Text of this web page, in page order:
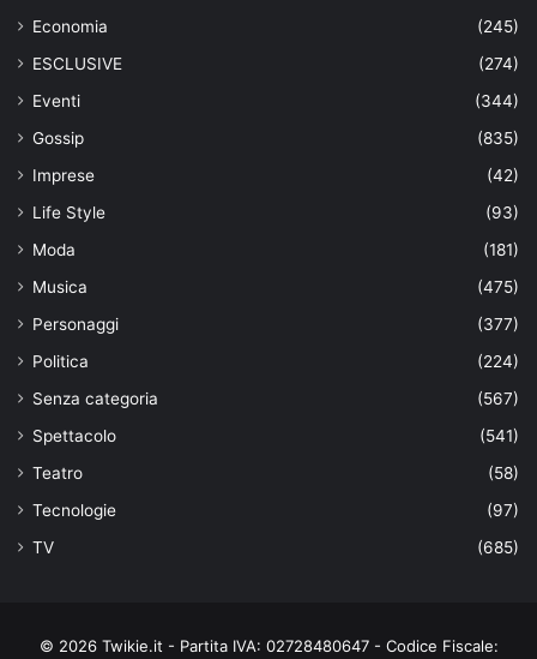
Economia
(245)
ESCLUSIVE
(274)
Eventi
(344)
Gossip
(835)
Imprese
(42)
Life Style
(93)
Moda
(181)
Musica
(475)
Personaggi
(377)
Politica
(224)
Senza categoria
(567)
Spettacolo
(541)
Teatro
(58)
Tecnologie
(97)
TV
(685)
© 2026 Twikie.it - Partita IVA: 02728480647 - Codice Fiscale: